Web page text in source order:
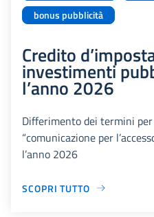
bonus pubblicità
Credito
investimenti
l’anno 2026
Differimento dei termini
“comunicazione per
l’anno 2026
SCOPRI TUTTO